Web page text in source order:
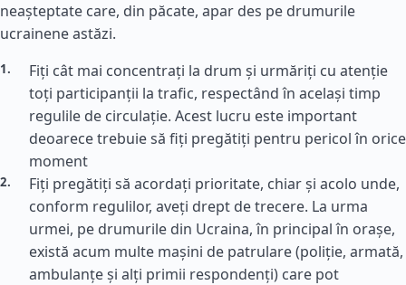
neașteptate care, din păcate, apar des pe drumurile
ucrainene astăzi.
Fiți cât mai concentrați la drum și urmăriți cu atenție
toți participanții la trafic, respectând în același timp
regulile de circulație. Acest lucru este important
deoarece trebuie să fiți pregătiți pentru pericol în orice
moment
Fiți pregătiți să acordați prioritate, chiar și acolo unde,
conform regulilor, aveți drept de trecere. La urma
urmei, pe drumurile din Ucraina, în principal în orașe,
există acum multe mașini de patrulare (poliție, armată,
ambulanțe și alți primii respondenți) care pot